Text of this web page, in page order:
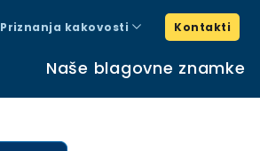
Priznanja kakovosti Kontakti
Naše blagovne znamke